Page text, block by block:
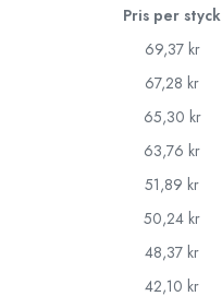
Pris per styck
69,37 kr
67,28 kr
65,30 kr
63,76 kr
51,89 kr
50,24 kr
48,37 kr
42,10 kr